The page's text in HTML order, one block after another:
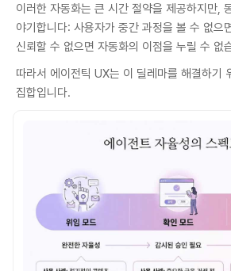
이러한 자동화는 큰 시간 절약을 제공하지만,
야기합니다: 사용자가 중간 과정을 볼 수 없으
신뢰할 수 없으면 자동화의 이점을 누릴 수 없
따라서 에이전틱 UX는 이 딜레마를 해결하기
집합입니다.